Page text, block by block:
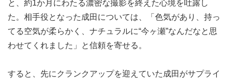
と、約1か月にわたる濃密な撮影を終えた心境を吐露し
た。相手役となった成田については、「色気があり、持っ
てる空気が柔らかく、ナチュラルに“今ヶ瀬”なんだなと思
わせてくれました」と信頼を寄せる。
すると、先にクランクアップを迎えていた成田がサプライ